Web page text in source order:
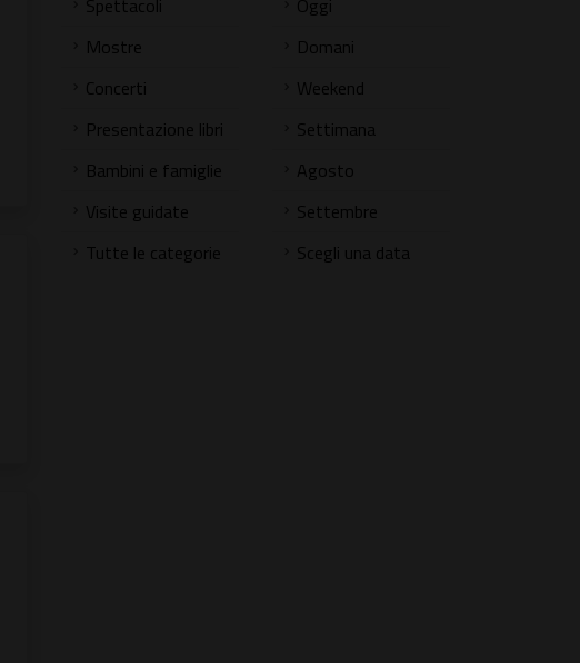
Spettacoli
Mostre
Concerti
Presentazione libri
Bambini e famiglie
Visite guidate
Tutte le categorie
Oggi
Domani
Weekend
Settimana
Agosto
Settembre
Scegli una data